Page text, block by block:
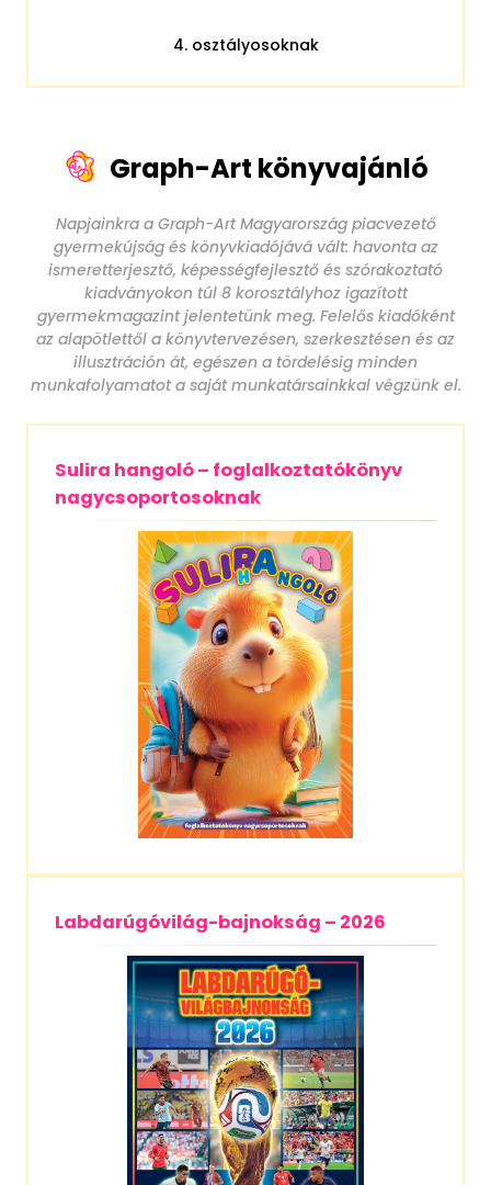
4. osztályosoknak
Graph-Art könyvajánló
Napjainkra a Graph-Art Magyarország piacvezető
gyermekújság és könyvkiadójává vált: havonta az
ismeretterjesztő, képességfejlesztő és szórakoztató
kiadványokon túl 8 korosztályhoz igazított
gyermekmagazint jelentetünk meg. Felelős kiadóként
az alapötlettől a könyvtervezésen, szerkesztésen és az
illusztráción át, egészen a tördelésig minden
munkafolyamatot a saját munkatársainkkal végzünk el.
Sulira hangoló – foglalkoztatókönyv
nagycsoportosoknak
Labdarúgóvilág-bajnokság – 2026